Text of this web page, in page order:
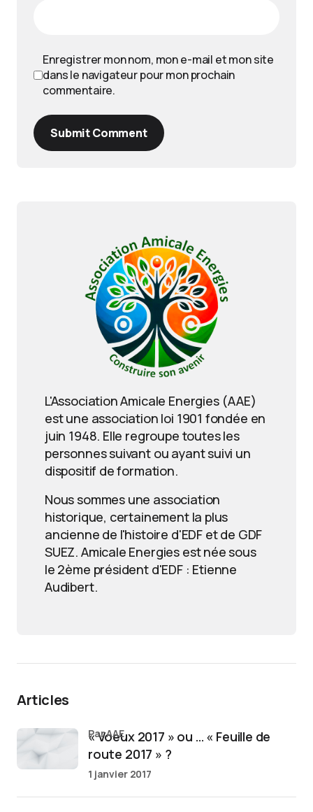
Enregistrer mon nom, mon e-mail et mon site
dans le navigateur pour mon prochain
commentaire.
Submit Comment
L'Association Amicale Energies (AAE)
est une association loi 1901 fondée en
juin 1948. Elle regroupe toutes les
personnes suivant ou ayant suivi un
dispositif de formation.
Nous sommes une association
historique, certainement la plus
ancienne de l'histoire d'EDF et de GDF
SUEZ. Amicale Energies est née sous
le 2ème président d'EDF : Etienne
Audibert.
Articles
« Voeux 2017 » ou … « Feuille de
route 2017 » ?
par AAE
1 janvier 2017